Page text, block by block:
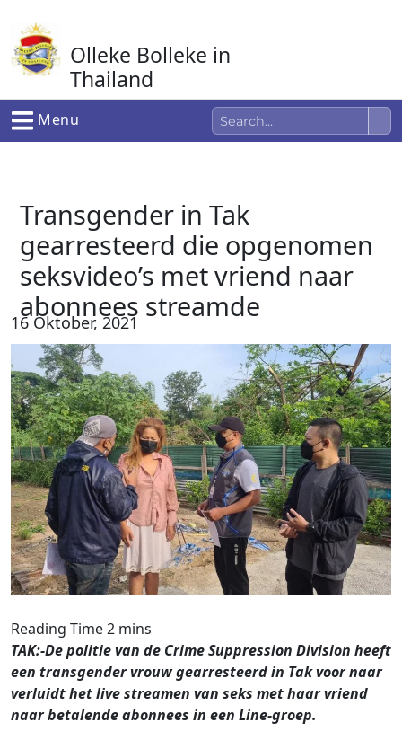
naar
de
inhoud
Olleke Bolleke in
Thailand
In Thailand
Menu
Transgender in Tak
gearresteerd die opgenomen
seksvideo’s met vriend naar
abonnees streamde
16 Oktober, 2021
TAK:-De politie van de Crime Suppression Division heeft
een transgender vrouw gearresteerd in Tak voor naar
verluidt het live streamen van seks met haar vriend
naar betalende abonnees in een Line-groep.